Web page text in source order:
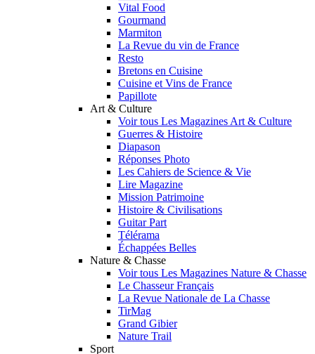
Vital Food
Gourmand
Marmiton
La Revue du vin de France
Resto
Bretons en Cuisine
Cuisine et Vins de France
Papillote
Art & Culture
Voir tous Les Magazines Art & Culture
Guerres & Histoire
Diapason
Réponses Photo
Les Cahiers de Science & Vie
Lire Magazine
Mission Patrimoine
Histoire & Civilisations
Guitar Part
Télérama
Échappées Belles
Nature & Chasse
Voir tous Les Magazines Nature & Chasse
Le Chasseur Français
La Revue Nationale de La Chasse
TirMag
Grand Gibier
Nature Trail
Sport